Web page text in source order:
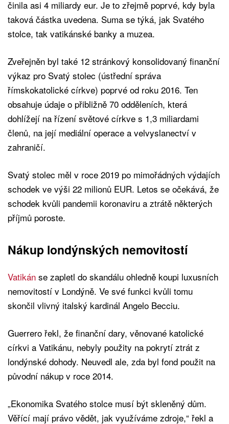
činila asi 4 miliardy eur. Je to zřejmě poprvé, kdy byla
taková částka uvedena. Suma se týká, jak Svatého
stolce, tak vatikánské banky a muzea.
Zveřejněn byl také 12 stránkový konsolidovaný finanční
výkaz pro Svatý stolec (ústřední správa
římskokatolické církve) poprvé od roku 2016. Ten
obsahuje údaje o přibližně 70 odděleních, která
dohlížejí na řízení světové církve s 1,3 miliardami
členů, na její mediální operace a velvyslanectví v
zahraničí.
Svatý stolec měl v roce 2019 po mimořádných výdajích
schodek ve výši 22 milionů EUR. Letos se očekává, že
schodek kvůli pandemii koronaviru a ztrátě některých
příjmů poroste.
Nákup londýnských nemovitostí
Vatikán se zapletl do skandálu ohledně koupi luxusních
nemovitostí v Londýně. Ve své funkci kvůli tomu
skončil vlivný italský kardinál Angelo Becciu.
Guerrero řekl, že finanční dary, věnované katolické
církvi a Vatikánu, nebyly použity na pokrytí ztrát z
londýnské dohody. Neuvedl ale, zda byl fond použit na
původní nákup v roce 2014.
„Ekonomika Svatého stolce musí být skleněný dům.
Věřící mají právo vědět, jak využíváme zdroje,“ řekl a